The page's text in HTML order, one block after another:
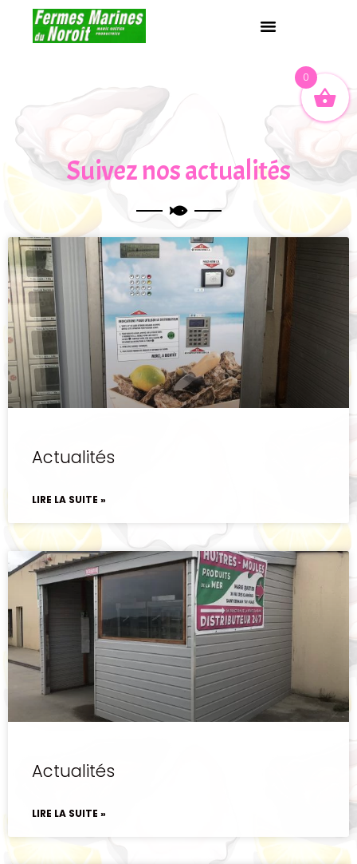
Suivez nos actualités
Actualités
LIRE LA SUITE »
Actualités
LIRE LA SUITE »
0